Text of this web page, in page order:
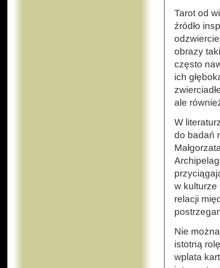
Tarot od
źródło
obrazy
często
ich
ale
W
do badań
w kulturze
relacji
Nie
istotną
wplata